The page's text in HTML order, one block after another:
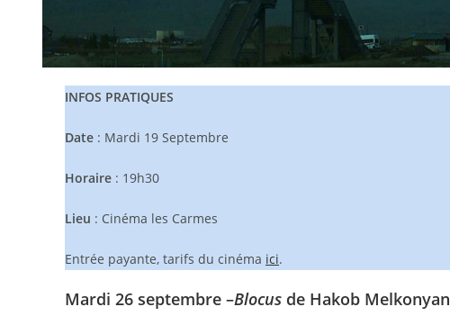
INFOS PRATIQUES
Date : Mardi 19 Septembre
Horaire : 19h30
Lieu : Cinéma les Carmes
Entrée payante, tarifs du cinéma ici.
Mardi 26 septembre –Blocus de Hakob Melkonyan